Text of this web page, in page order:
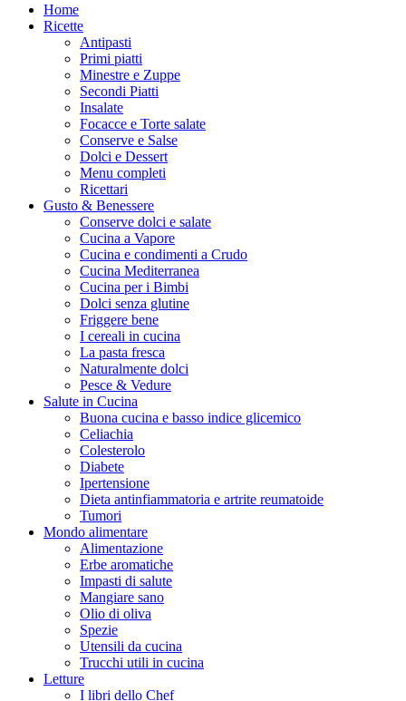
Home
Ricette
Antipasti
Primi piatti
Minestre e Zuppe
Secondi Piatti
Insalate
Focacce e Torte salate
Conserve e Salse
Dolci e Dessert
Menu completi
Ricettari
Gusto & Benessere
Conserve dolci e salate
Cucina a Vapore
Cucina e condimenti a Crudo
Cucina Mediterranea
Cucina per i Bimbi
Dolci senza glutine
Friggere bene
I cereali in cucina
La pasta fresca
Naturalmente dolci
Pesce & Vedure
Salute in Cucina
Buona cucina e basso indice glicemico
Celiachia
Colesterolo
Diabete
Ipertensione
Dieta antinfiammatoria e artrite reumatoide
Tumori
Mondo alimentare
Alimentazione
Erbe aromatiche
Impasti di salute
Mangiare sano
Olio di oliva
Spezie
Utensili da cucina
Trucchi utili in cucina
Letture
I libri dello Chef